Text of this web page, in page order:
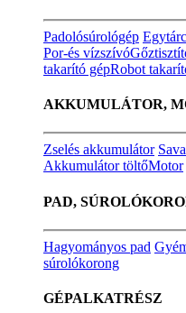
Padolósúrológép
Por-és vízszívó
takarító gépRobot
AKKUMULÁTOR,
Zselés akkumulátor
Akkumulátor töltőMotor
PAD,
Hagyományos pad
súrolókorong
GÉPALKATRÉSZ